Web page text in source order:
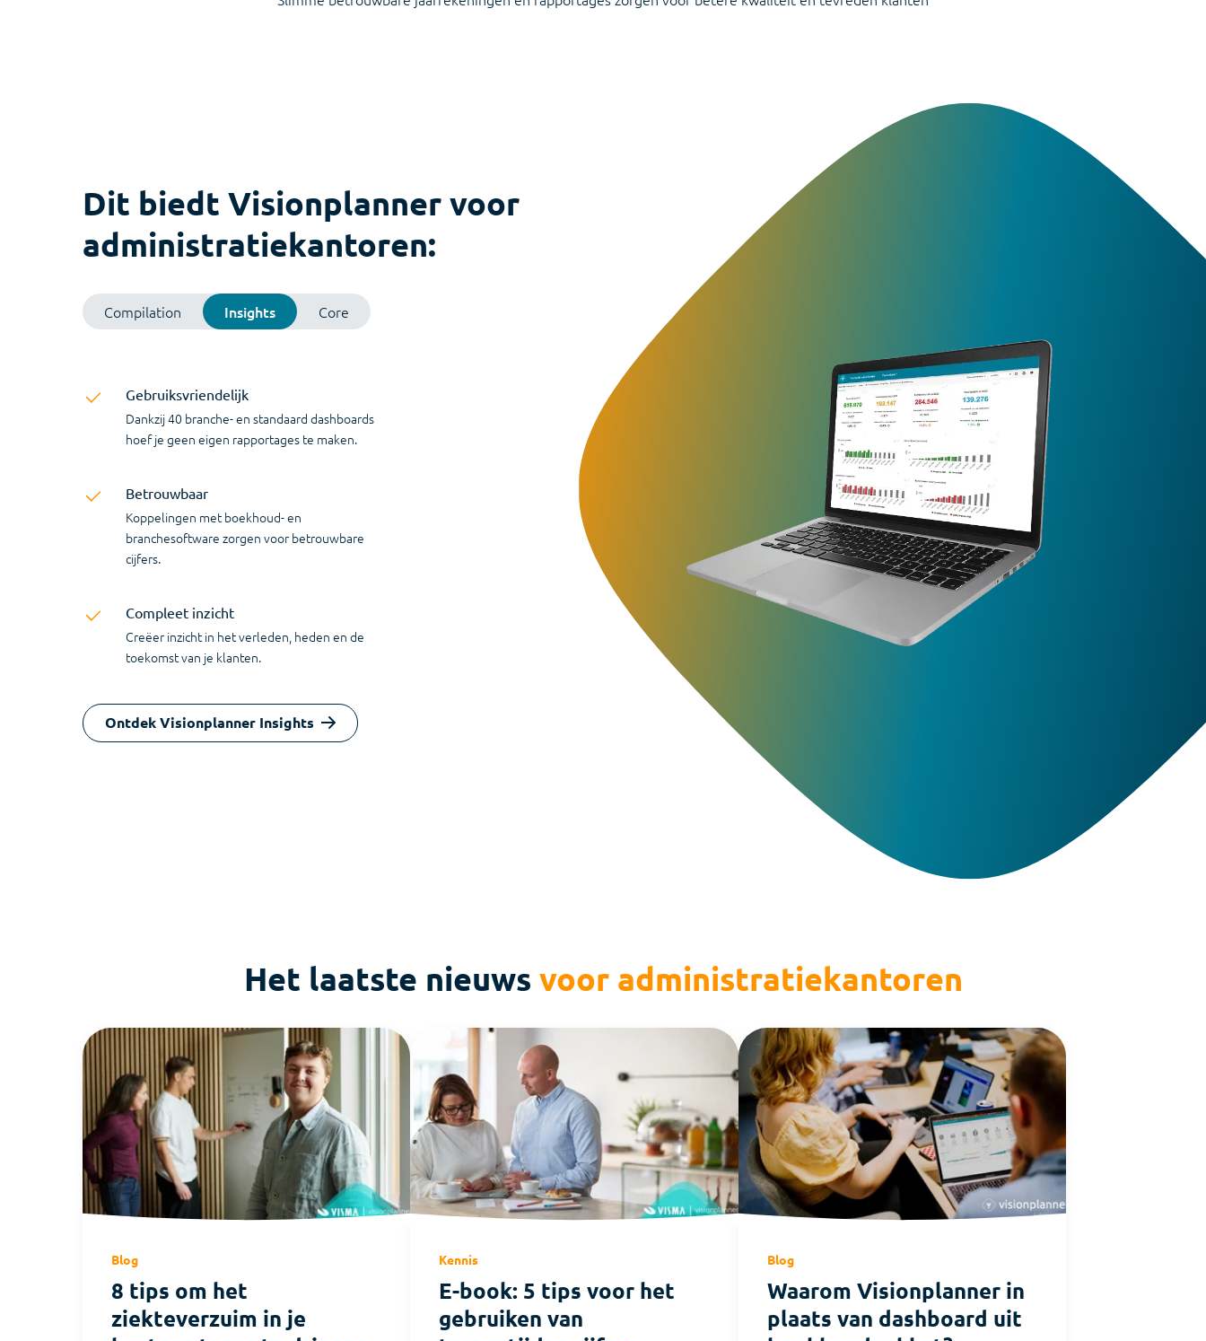
Dit biedt Visionplanner voor
administratiekantoren:
Compilation Insights Core
Grip
Centraal grip houden op cijfers, proces en
gebruikers.
Kwaliteit
Slimme functies helpen je om de
rapportagekwaliteit te verhogen.
Makkelijk samenwerken door rollen en rechten
instellen en taakverdeling.
Ontdek Visionplanner Core
Het laatste nieuws voor administratiekantoren
8 tips om het
ziekteverzuim in je
kantoor terug te dringen
E-book: 5 tips voor het
gebruiken van
tussentijdse cijfers
Waarom Visionplanner in
plaats van dashboard uit
boekhoudpakket?